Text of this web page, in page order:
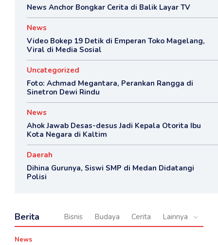
News Anchor Bongkar Cerita di Balik Layar TV
News
Video Bokep 19 Detik di Emperan Toko Magelang,
Viral di Media Sosial
Uncategorized
Foto: Achmad Megantara, Perankan Rangga di
Sinetron Dewi Rindu
News
Ahok Jawab Desas-desus Jadi Kepala Otorita Ibu
Kota Negara di Kaltim
Daerah
Dihina Gurunya, Siswi SMP di Medan Didatangi
Polisi
Berita Bisnis Budaya Cerita Lainnya
News